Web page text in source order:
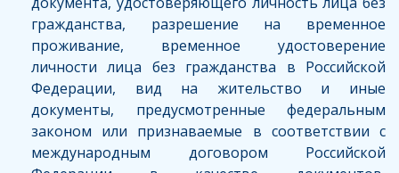
гражданства, разрешение на временное
проживание, временное удостоверение
личности лица без гражданства в Российской
Федерации, вид на жительство и иные
документы, предусмотренные федеральным
законом или признаваемые в соответствии с
международным договором Российской